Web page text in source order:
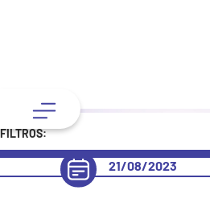
FILTROS:
21/08/2023